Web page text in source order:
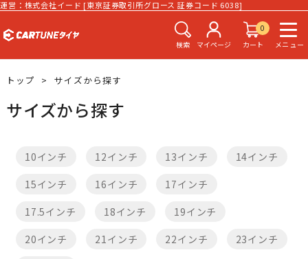
運営：株式会社イード [東京証券取引所グロース 証券コード 6038]
検索 マイページ
0
カート
メニュー
トップ サイズから探す
サイズから探す
10インチ 12インチ 13インチ
14インチ
15インチ
16インチ
17インチ
17.5インチ
18インチ
19インチ
20インチ
21インチ 22インチ
23インチ